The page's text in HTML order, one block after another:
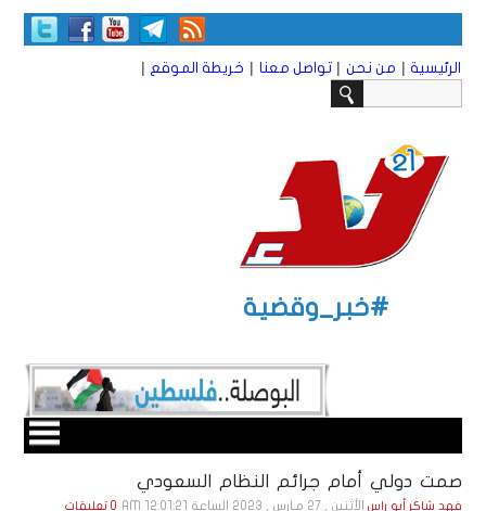
الرئيسية | من نحن | تواصل معنا | خريطة الموقع |
#خبر_وقضية
صمت دولي أمام جرائم النظام السعودي
فهد شاكر أبو راس الأثنين , 27 مـارس , 2023 الساعة 12:01:21 AM 0 تعليقات